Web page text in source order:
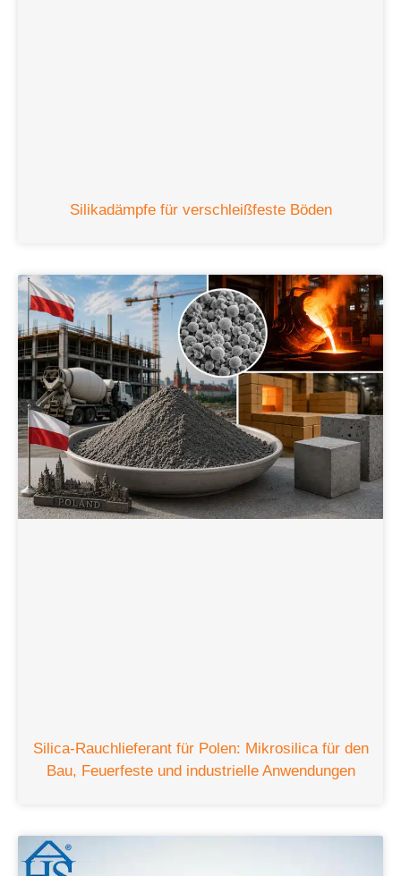
Silikadämpfe für verschleißfeste Böden
Silica-Rauchlieferant für Polen: Mikrosilica für den
Bau, Feuerfeste und industrielle Anwendungen